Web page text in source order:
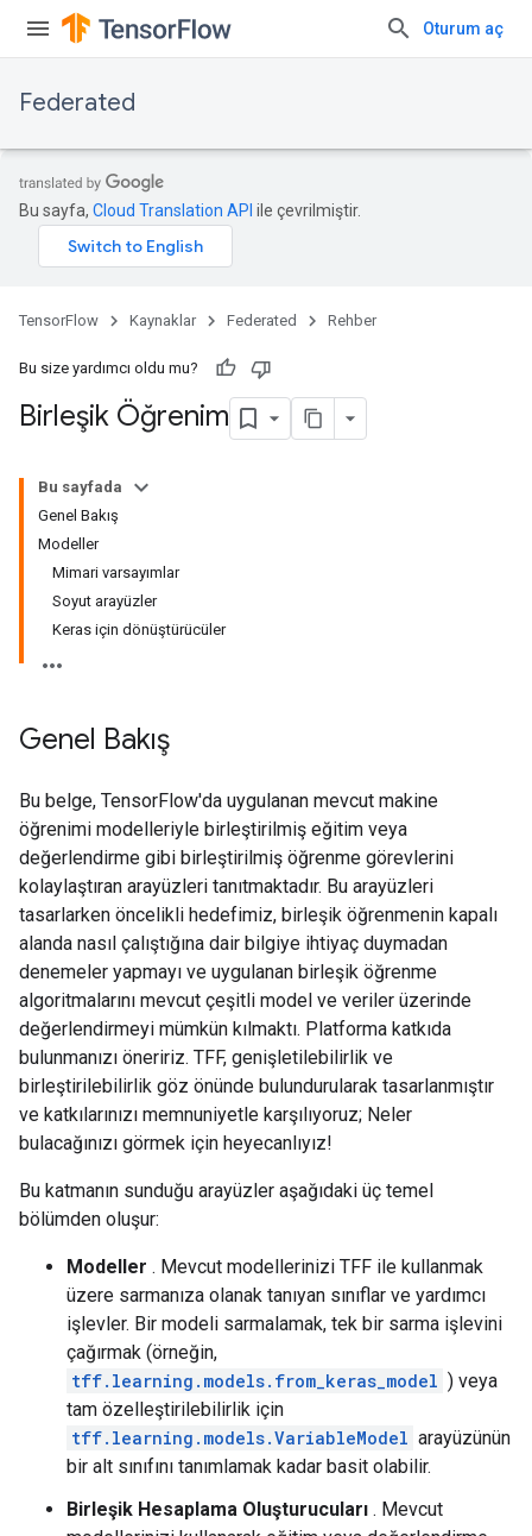
Oturum aç
Federated
Bu sayfa, Cloud Translation API ile çevrilmiştir.
TensorFlow Kaynaklar Federated Rehber
Bu size yardımcı oldu mu?
Birleşik Öğrenim
Bu sayfada
Genel Bakış
Modeller
Mimari varsayımlar
Soyut arayüzler
Keras için dönüştürücüler
Genel Bakış
Bu belge, TensorFlow'da uygulanan mevcut makine
öğrenimi modelleriyle birleştirilmiş eğitim veya
değerlendirme gibi birleştirilmiş öğrenme görevlerini
kolaylaştıran arayüzleri tanıtmaktadır. Bu arayüzleri
tasarlarken öncelikli hedefimiz, birleşik öğrenmenin kapalı
alanda nasıl çalıştığına dair bilgiye ihtiyaç duymadan
denemeler yapmayı ve uygulanan birleşik öğrenme
algoritmalarını mevcut çeşitli model ve veriler üzerinde
değerlendirmeyi mümkün kılmaktı. Platforma katkıda
bulunmanızı öneririz. TFF, genişletilebilirlik ve
birleştirilebilirlik göz önünde bulundurularak tasarlanmıştır
ve katkılarınızı memnuniyetle karşılıyoruz; Neler
bulacağınızı görmek için heyecanlıyız!
Bu katmanın sunduğu arayüzler aşağıdaki üç temel
bölümden oluşur:
Modeller . Mevcut modellerinizi TFF ile kullanmak
üzere sarmanıza olanak tanıyan sınıflar ve yardımcı
işlevler. Bir modeli sarmalamak, tek bir sarma işlevini
çağırmak (örneğin,
tff.learning.models.from_keras_model ) veya
tam özelleştirilebilirlik için
tff.learning.models.VariableModel arayüzünün
bir alt sınıfını tanımlamak kadar basit olabilir.
Birleşik Hesaplama Oluşturucuları . Mevcut